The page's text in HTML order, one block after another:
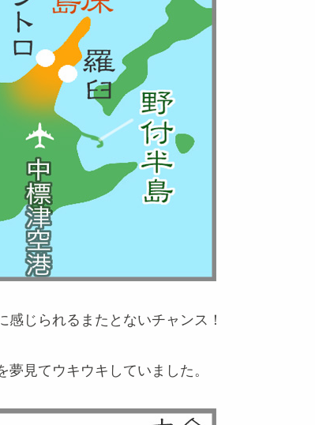
じられるまたとないチャンス！
見てウキウキしていました。